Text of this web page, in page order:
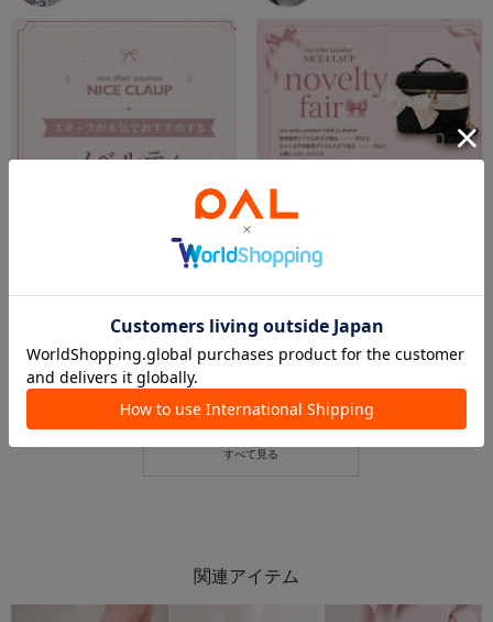
スタッフが本気でおすすめしたいノベルティゲットコーデ♡
Tomoka
立川ルミネ店
2026.04.27